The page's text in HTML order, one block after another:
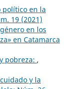
político en la
19 (2021)
en los
en Catamarca
pobreza: ,
y la